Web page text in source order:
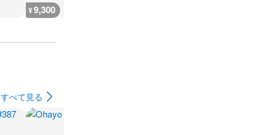
¥9,300
すべて見る